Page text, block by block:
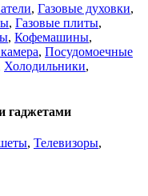
, Газовые духовки,
, Газовые плиты,
, Кофемашины,
, Посудомоечные
Холодильники,
гаджетами
, Телевизоры,